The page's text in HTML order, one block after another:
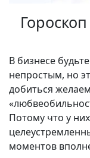
В бизнесе
непростым, но
добиться
Потому что у
моментов